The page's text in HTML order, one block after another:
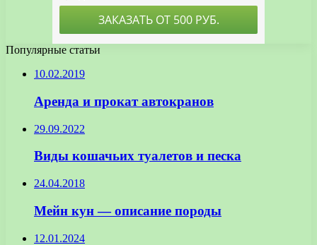
Популярные статьи
10.02.2019
Аренда и прокат автокранов
29.09.2022
Виды кошачьих туалетов и песка
24.04.2018
Мейн кун — описание породы
12.01.2024